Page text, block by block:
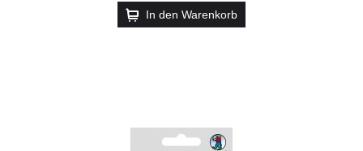
In den Warenkorb